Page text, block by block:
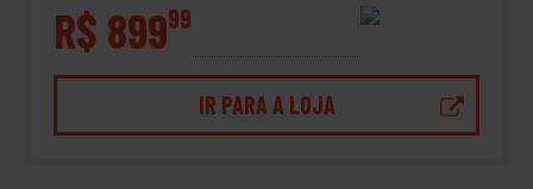
R$ 89999
IR PARA A LOJA